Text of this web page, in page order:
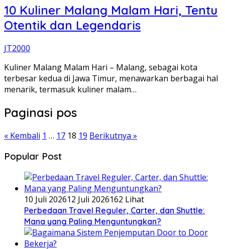
10 Kuliner Malang Malam Hari, Tentu
Otentik dan Legendaris
JT2000
Kuliner Malang Malam Hari – Malang, sebagai kota
terbesar kedua di Jawa Timur, menawarkan berbagai hal
menarik, termasuk kuliner malam…
Paginasi pos
« Kembali 1 … 17 18 19 Berikutnya »
Popular Post
10 Juli 202612 Juli 2026162 Lihat
Perbedaan Travel Reguler, Carter, dan Shuttle:
Mana yang Paling Menguntungkan?